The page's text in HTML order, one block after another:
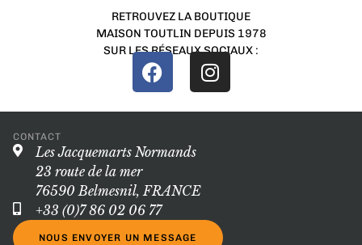
RETROUVEZ LA BOUTIQUE
MAISON TOUTLIN DEPUIS 1978
SUR LES RÉSEAUX SOCIAUX :
CONTACT
Les Jacquemarts Normands
23 route de la mer
76590 Belmesnil, FRANCE
+33 (0)7 86 02 06 77
NOUS ENVOYER UN MESSAGE